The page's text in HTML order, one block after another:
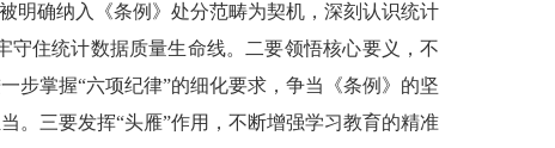
明确纳入《条例》处分范畴为契机，深刻认识统计
住统计数据质量生命线。二要领悟核心要义，不
步掌握“六项纪律”的细化要求，争当《条例》的坚
。三要发挥“头雁”作用，不断增强学习教育的精准